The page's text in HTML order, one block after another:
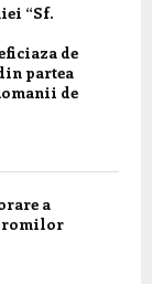
“Sf.
de
partea
de
a
romilor